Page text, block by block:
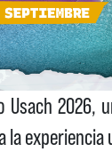
Usach